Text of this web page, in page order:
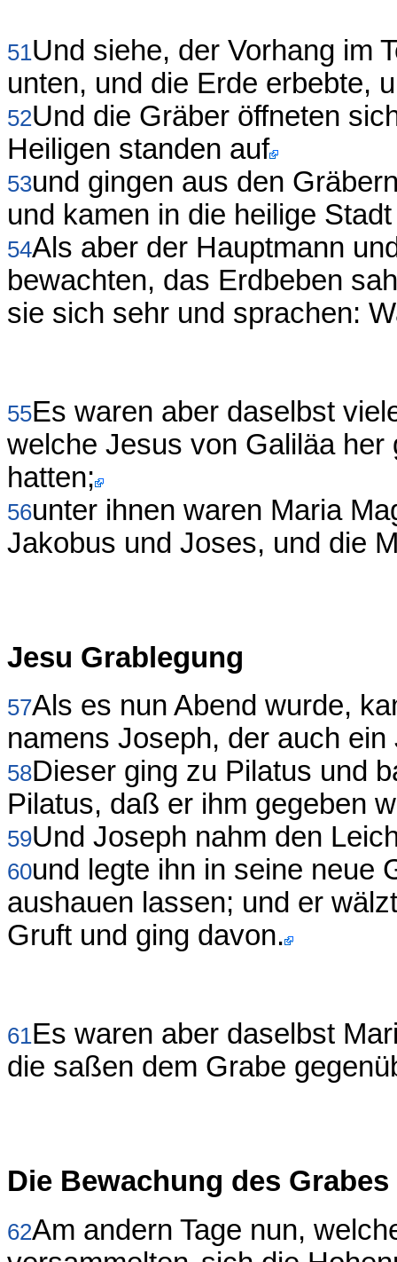
51Und siehe, der Vorhang im
unten, und die Erde erbebte,
52Und die Gräber öffneten
Heiligen standen auf
53und gingen aus den
und kamen in die heilige
54Als aber der Hauptmann
bewachten, das Erdbeben
sie sich sehr und sprachen:
55Es waren aber daselbst
welche Jesus von Galiläa
hatten;
56unter ihnen waren Maria
Jakobus und Joses, und die
Jesu Grablegung
57Als es nun Abend wurde,
namens Joseph, der auch
58Dieser ging zu Pilatus und
Pilatus, daß er ihm gegeben
59Und Joseph nahm den
60und legte ihn in seine neue
aushauen lassen; und er
Gruft und ging davon.
61Es waren aber daselbst
die saßen dem Grabe
Die Bewachung des Grabes
62Am andern Tage nun,